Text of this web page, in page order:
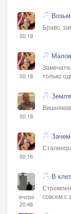
00:19
Браво,
00:18
только
00:18
00:16
вчера
20:46
В
совсем с